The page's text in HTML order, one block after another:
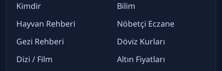
Kimdir
Hayvan Rehberi
Gezi Rehberi
Dizi / Film
Bilim
Nöbetçi Eczane
Döviz Kurları
Altın Fiyatları